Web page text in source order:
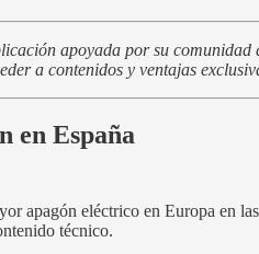
apoyada por su
a contenidos y ventajas
en España
apagón eléctrico en Europa en
técnico.